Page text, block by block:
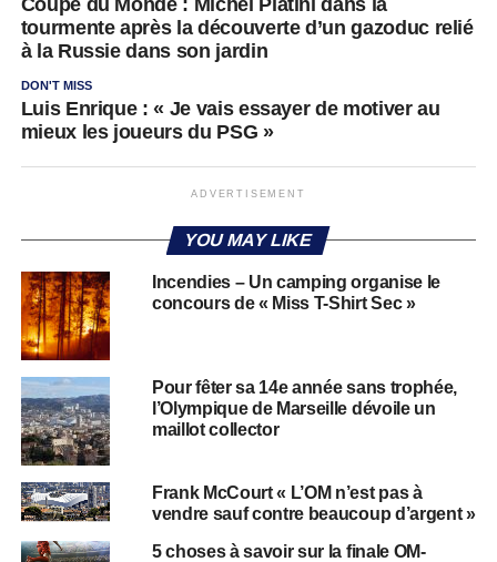
Coupe du Monde : Michel Platini dans la
tourmente après la découverte d’un gazoduc relié
à la Russie dans son jardin
DON'T MISS
Luis Enrique : « Je vais essayer de motiver au
mieux les joueurs du PSG »
ADVERTISEMENT
YOU MAY LIKE
Incendies – Un camping organise le
concours de « Miss T-Shirt Sec »
Pour fêter sa 14e année sans trophée,
l’Olympique de Marseille dévoile un
maillot collector
Frank McCourt « L’OM n’est pas à
vendre sauf contre beaucoup d’argent »
5 choses à savoir sur la finale OM-